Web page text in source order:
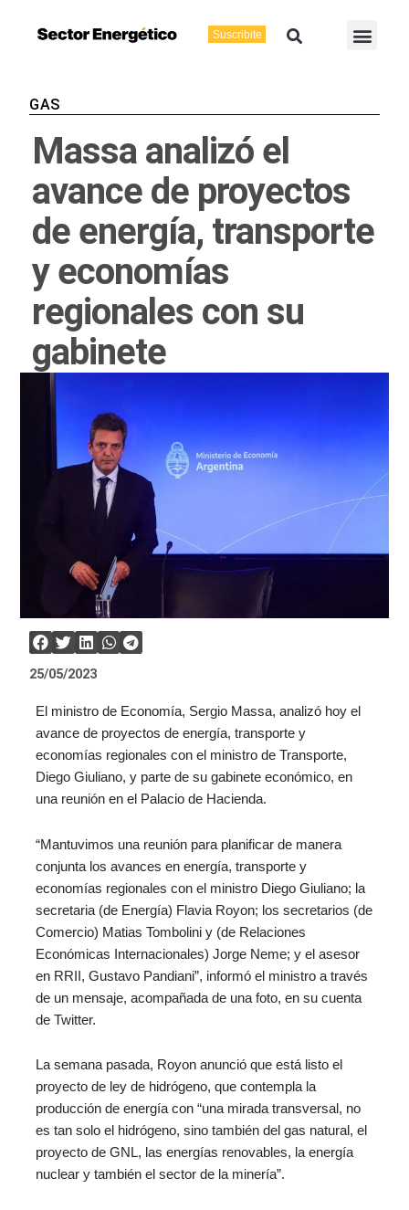
Suscribite Buscar
GAS
Massa analizó el
avance de proyectos
de energía, transporte
y economías
regionales con su
gabinete
25/05/2023
El ministro de Economía, Sergio Massa, analizó hoy el
avance de proyectos de energía, transporte y
economías regionales con el ministro de Transporte,
Diego Giuliano, y parte de su gabinete económico, en
una reunión en el Palacio de Hacienda.
“Mantuvimos una reunión para planificar de manera
conjunta los avances en energía, transporte y
economías regionales con el ministro Diego Giuliano; la
secretaria (de Energía) Flavia Royon; los secretarios (de
Comercio) Matias Tombolini y (de Relaciones
Económicas Internacionales) Jorge Neme; y el asesor
en RRII, Gustavo Pandiani”, informó el ministro a través
de un mensaje, acompañada de una foto, en su cuenta
de Twitter.
La semana pasada, Royon anunció que está listo el
proyecto de ley de hidrógeno, que contempla la
producción de energía con “una mirada transversal, no
es tan solo el hidrógeno, sino también del gas natural, el
proyecto de GNL, las energías renovables, la energía
nuclear y también el sector de la minería”.